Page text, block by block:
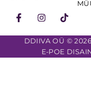
DDIIVA OÜ ©
E-POE